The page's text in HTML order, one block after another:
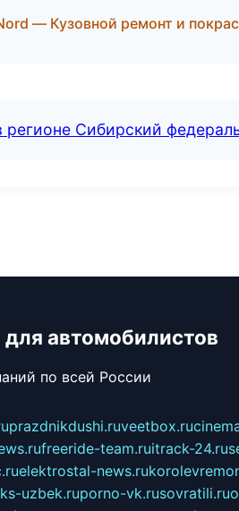
— Кузовной ремонт и
регионе Сибирский
автомобилистов
по всей России
prazdnikdushi.ruveetbox.ru
freeride-team.ruitrack-24.ru
elektrostal-news.ru
uzbek.ruporno-vk.rusovratili.ru